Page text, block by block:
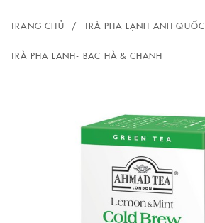
TRANG CHỦ / TRÀ PHA LẠNH ANH QUỐC
TRÀ PHA LẠNH- BẠC HÀ & CHANH